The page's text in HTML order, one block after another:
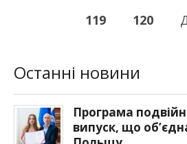
119
120
Останні новини
Програма
випуск, що